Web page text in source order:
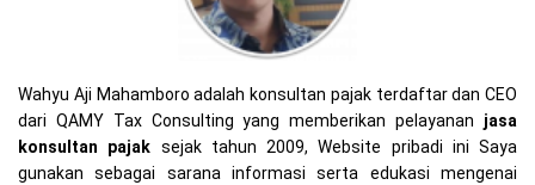
Wahyu Aji Mahamboro adalah konsultan pajak terdaftar dan CEO
dari QAMY Tax Consulting yang memberikan pelayanan jasa
konsultan pajak sejak tahun 2009, Website pribadi ini Saya
gunakan sebagai sarana informasi serta edukasi mengenai